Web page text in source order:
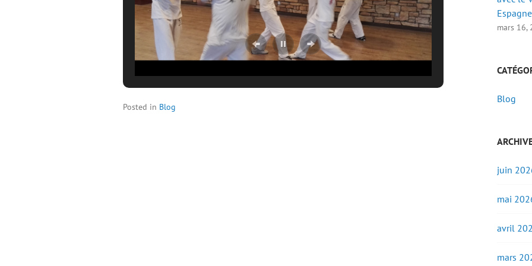
Posted in Blog
Espagne
mars 16,
Blog
juin
mai
avril
mars